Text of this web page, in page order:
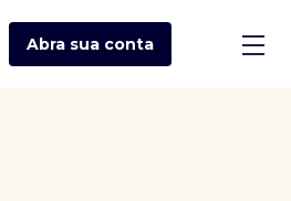
Abra sua conta